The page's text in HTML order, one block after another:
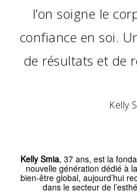
l’on soigne le
confiance en soi.
de résultats et de
Kelly
Kelly Smia, 37 ans, est la
nouvelle génération dédié à
bien-être global, aujourd’hui
dans le secteur de